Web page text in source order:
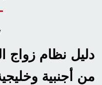
دليل نظام
من أجنبية وخليجية